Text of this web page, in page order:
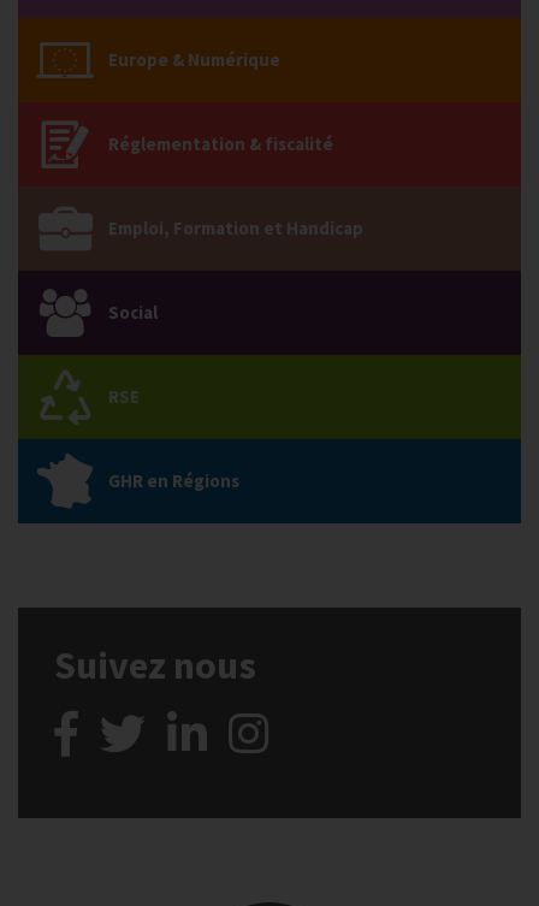
Europe & Numérique
Réglementation & fiscalité
Emploi, Formation et Handicap
Social
RSE
GHR en Régions
Suivez nous